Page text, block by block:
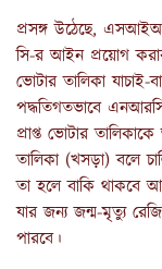
প্রসঙ্গ উঠেছে,
সি-র আইন প্রয়োগ
ভোটার তালিকা যাচাই-
পদ্ধতিগতভাবে
প্রাপ্ত ভোটার
তালিকা (খসড়া) বলে
তা হলে বাকি থাকবে
যার জন্য জন্ম-মৃত্যু
পারবে।